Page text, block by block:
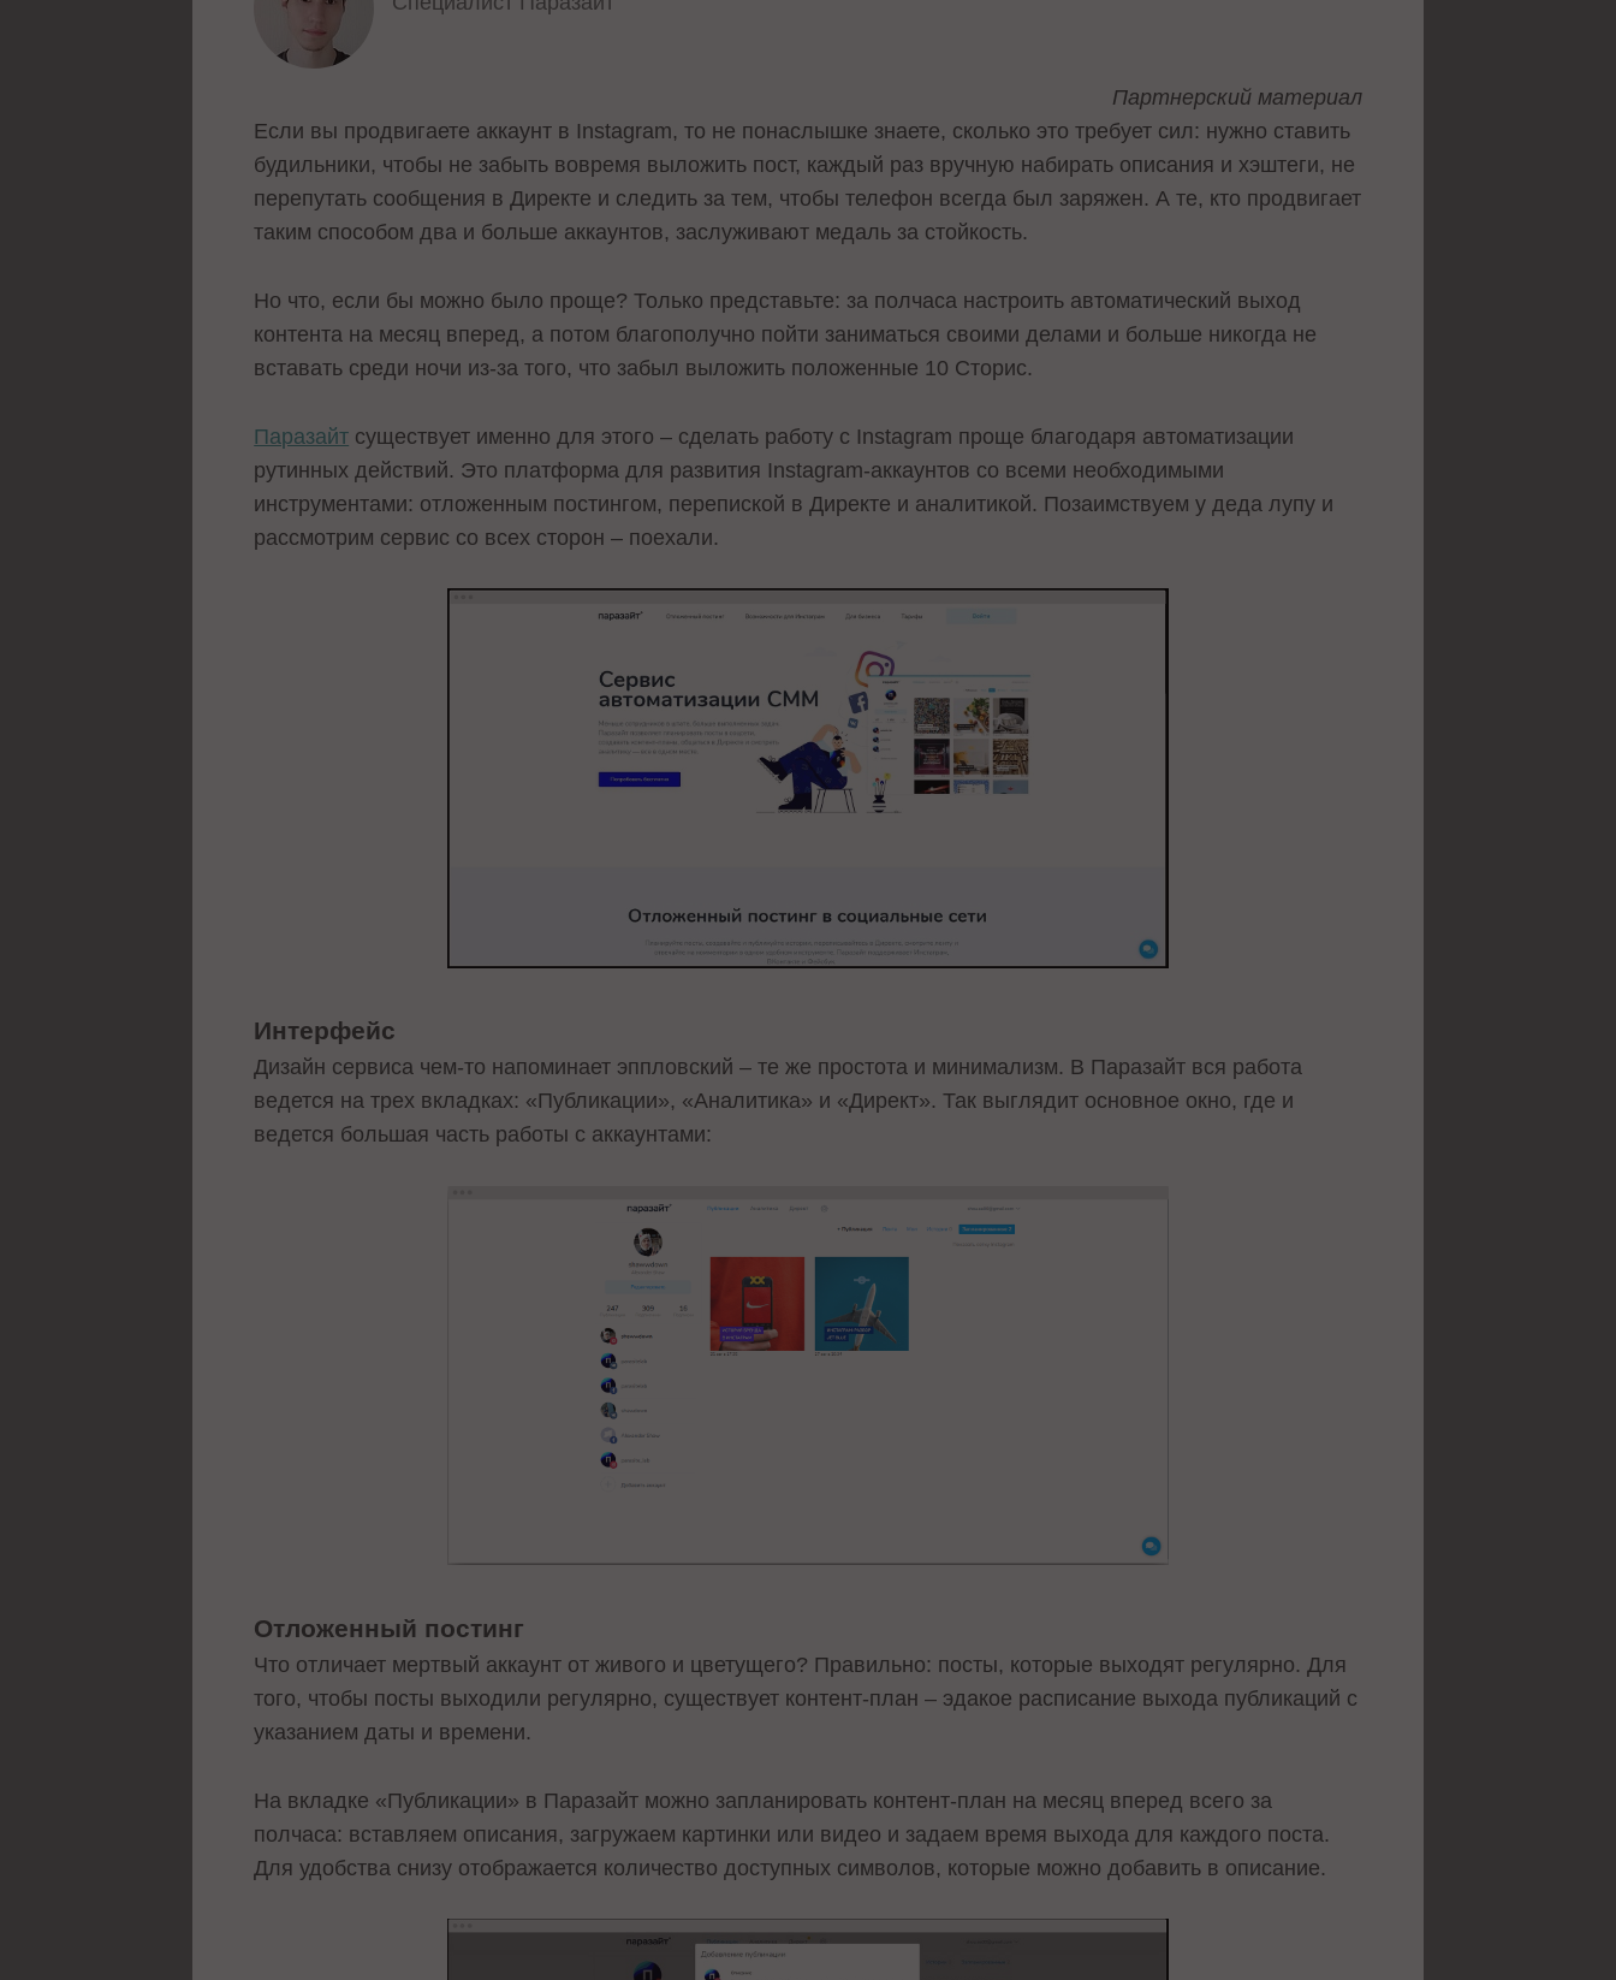
Партнерский материал
Если вы продвигаете аккаунт в Instagram, то не понаслышке знаете, сколько это требует сил: нужно ставить
будильники, чтобы не забыть вовремя выложить пост, каждый раз вручную набирать описания и хэштеги, не
перепутать сообщения в Директе и следить за тем, чтобы телефон всегда был заряжен. А те, кто продвигает
таким способом два и больше аккаунтов, заслуживают медаль за стойкость.
Но что, если бы можно было проще? Только представьте: за полчаса настроить автоматический выход
контента на месяц вперед, а потом благополучно пойти заниматься своими делами и больше никогда не
вставать среди ночи из-за того, что забыл выложить положенные 10 Cторис.
Паразайт существует именно для этого – сделать работу с Instagram проще благодаря автоматизации
рутинных действий. Это платформа для развития Instagram-аккаунтов со всеми необходимыми
инструментами: отложенным постингом, перепиской в Директе и аналитикой. Позаимствуем у деда лупу и
рассмотрим сервис со всех сторон – поехали.
Интерфейс
Дизайн сервиса чем-то напоминает эппловский – те же простота и минимализм. В Паразайт вся работа
ведется на трех вкладках: «Публикации», «Аналитика» и «Директ». Так выглядит основное окно, где и
ведется большая часть работы с аккаунтами:
Отложенный постинг
Что отличает мертвый аккаунт от живого и цветущего? Правильно: посты, которые выходят регулярно. Для
того, чтобы посты выходили регулярно, существует контент-план – эдакое расписание выхода публикаций с
указанием даты и времени.
На вкладке «Публикации» в Паразайт можно запланировать контент-план на месяц вперед всего за
полчаса: вставляем описания, загружаем картинки или видео и задаем время выхода для каждого поста.
Для удобства снизу отображается количество доступных символов, которые можно добавить в описание.